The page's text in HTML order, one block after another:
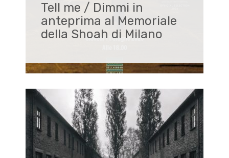
Tell me / Dimmi in
anteprima al Memoriale
della Shoah di Milano